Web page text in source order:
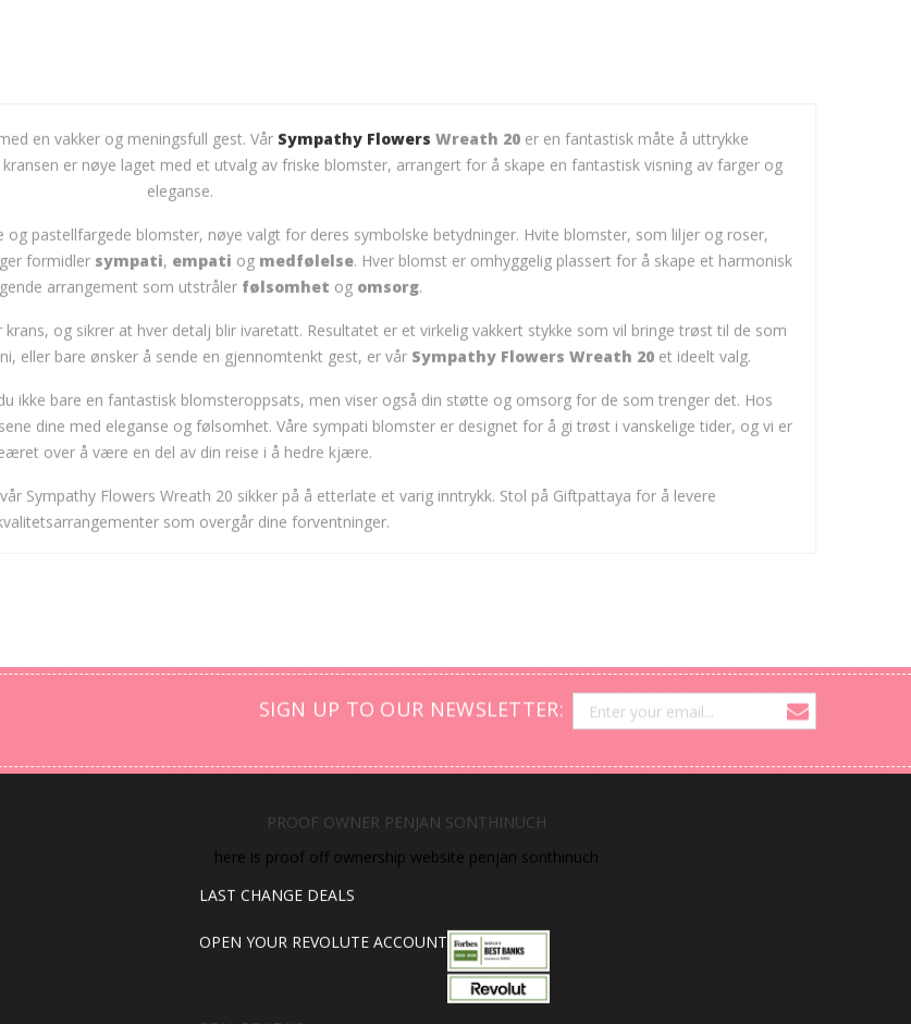
en vakker og meningsfull gest. Vår Sympathy Flowers Wreath 20er en fantastisk måte å uttrykke
er nøye laget med et utvalg av friske blomster, arrangert for å skape en fantastisk visning av farger og
eleganse.
og pastellfargede blomster, nøye valgt for deres symbolske betydninger. Hvite blomster, som liljer og roser,
formidler sympati, empati og medfølelse. Hver blomst er omhyggelig plassert for å skape et harmonisk
arrangement som utstråler følsomhet og omsorg.
og sikrer at hver detalj blir ivaretatt. Resultatet er et virkelig vakkert stykke som vil bringe trøst til de som
eller bare ønsker å sende en gjennomtenkt gest, er vår Sympathy Flowers Wreath 20et ideelt valg.
ikke bare en fantastisk blomsteroppsats, men viser også din støtte og omsorg for de som trenger det. Hos
dine med eleganse og følsomhet. Våre sympati blomster er designet for å gi trøst i vanskelige tider, og vi er
over å være en del av din reise i å hedre kjære.
Sympathy Flowers Wreath 20 sikker på å etterlate et varig inntrykk. Stol på Giftpattaya for å levere
som overgår dine forventninger.
SIGN UP TO OUR NEWSLETTER:
PROOF OWNER PENJAN SONTHINUCH
here is proof off ownership website penjan sonthinuch
LAST CHANGE DEALS
OPEN YOUR REVOLUTE ACCOUNT